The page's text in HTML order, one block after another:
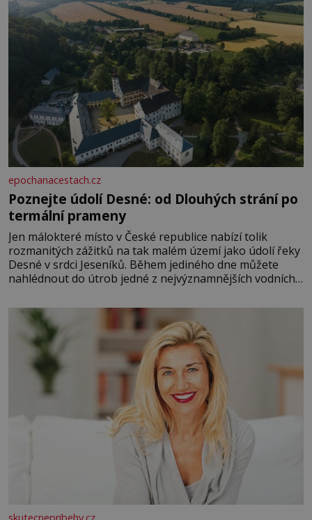
epochanacestach.cz
Poznejte údolí Desné: od Dlouhých strání po
termální prameny
Jen málokteré místo v České republice nabízí tolik
rozmanitých zážitků na tak malém území jako údolí řeky
Desné v srdci Jeseníků. Během jediného dne můžete
nahlédnout do útrob jedné z nejvýznamnějších vodních
se na koloběžce a den zakončit poznáváním památek ve
Velkých Losinách nebo v termálním
skutecnepribehy.cz